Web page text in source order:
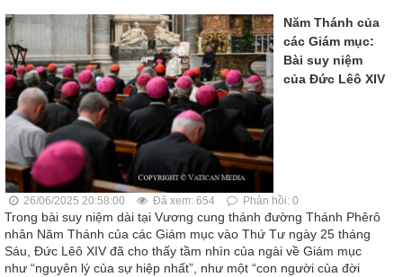
Năm Thánh của
các Giám mục:
Bài suy niệm
của Đức Lêô XIV
26/06/2025 20:58:00 Đã xem: 654 Phản hồi: 0
Trong bài suy niệm dài tại Vương cung thánh đường Thánh Phêrô
nhân Năm Thánh của các Giám mục vào Thứ Tư ngày 25 tháng
Sáu, Đức Lêô XIV đã cho thấy tầm nhìn của ngài về Giám mục
như “nguyên lý của sự hiệp nhất”, như một “con người của đời